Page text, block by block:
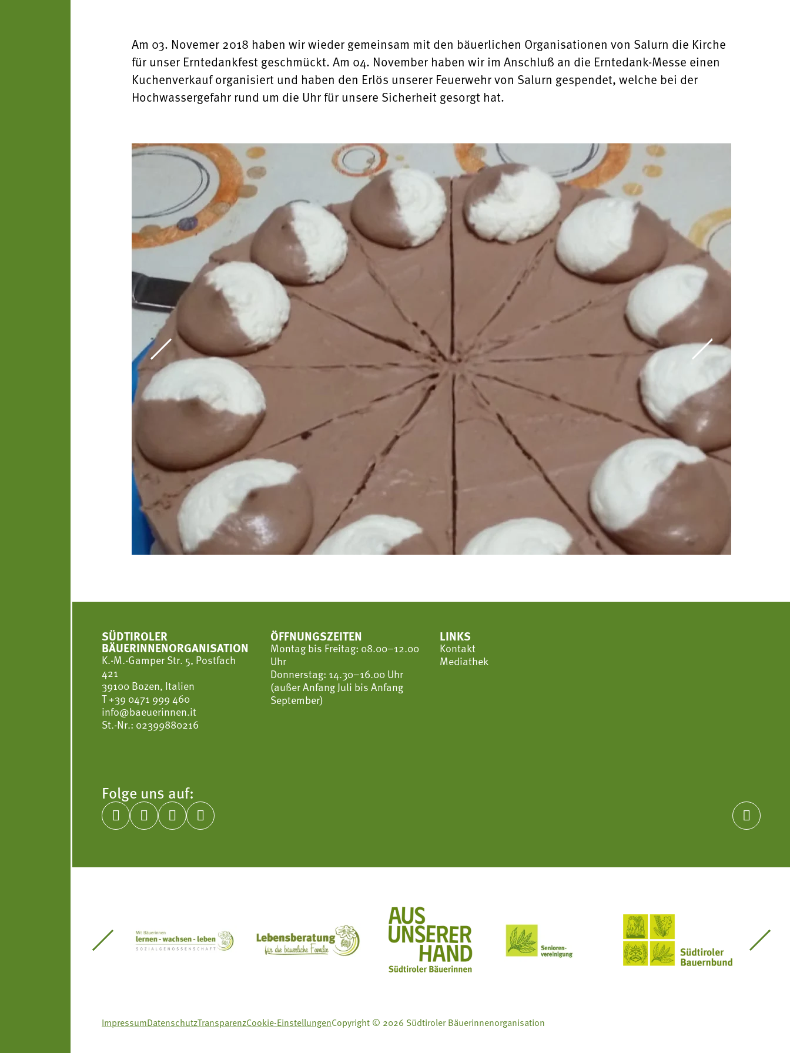
Am 03. Novemer 2018 haben wir wieder gemeinsam mit den bäuerlichen Organisationen von Salurn die Kirche
für unser Erntedankfest geschmückt. Am 04. November haben wir im Anschluß an die Erntedank-Messe einen
Kuchenverkauf organisiert und haben den Erlös unserer Feuerwehr von Salurn gespendet, welche bei der
Hochwassergefahr rund um die Uhr für unsere Sicherheit gesorgt hat.
SÜDTIROLER
BÄUERINNENORGANISATION
K.-M.-Gamper Str. 5, Postfach
421
39100 Bozen, Italien
T+39 0471 999 460
info@baeuerinnen.it
St.-Nr.: 02399880216
ÖFFNUNGSZEITEN
Montag bis Freitag: 08.00–12.00
Uhr
Donnerstag: 14.30–16.00 Uhr
(außer Anfang Juli bis Anfang
September)
LINKS
Kontakt
Mediathek
Folge uns auf:
    
Südtiroler Gärtnervereinigung Sozialgenossenschaft Mit Bäuerinnen lernen - wachsen - leben
Lebensberatung für die bäuerliche Familie
Aus unserer Hand Seniorenvereinigung im SBB Südtiroler Bauernbund
ImpressumDatenschutzTransparenzCookie-EinstellungenCopyright © 2026 Südtiroler Bäuerinnenorganisation